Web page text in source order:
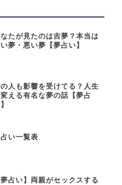
たが見たのは吉夢？本当は
夢・悪い夢【夢占い】
人も影響を受けてる？人生
える有名な夢の話【夢占
い一覧表
夢占い】両親がセックスする